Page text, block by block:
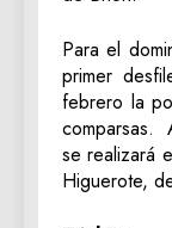
Para el
primer
febrero la
comparsas.
se realizará
Higuerote,